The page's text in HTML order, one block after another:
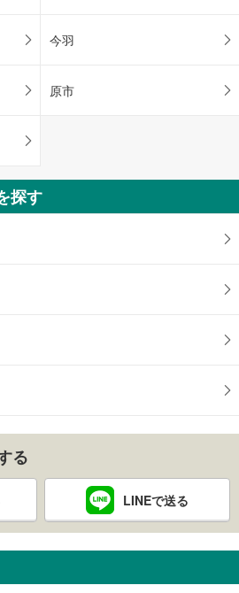
今羽
原市
探す
る
LINEで送る